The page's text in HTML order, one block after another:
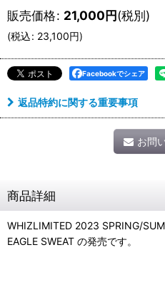
販売価格: 21,000円(税別)
(税込: 23,100円)
Facebookでシェア
返品特約に関する重要事項
お問
商品詳細
WHIZLIMITED 2023 SPRING/
EAGLE SWEAT の発売です。